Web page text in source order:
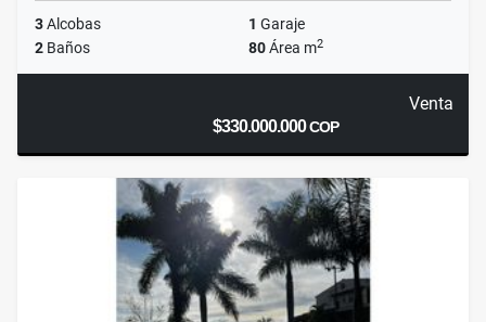
3Alcobas 1 Garaje
2 Baños 80Área m2
Venta
$330.000.000COP